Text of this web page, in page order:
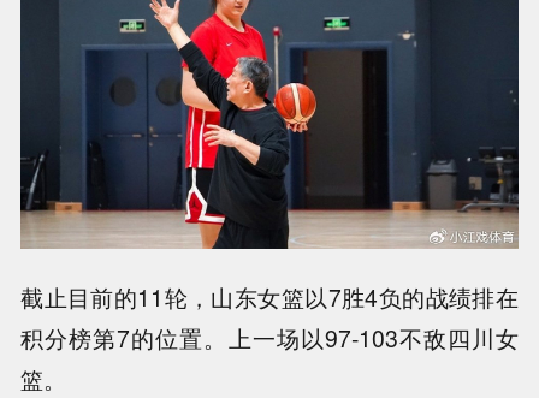
截止目前的11轮，山东女篮以7胜4负的战绩排在
积分榜第7的位置。上一场以97-103不敌四川女
篮。